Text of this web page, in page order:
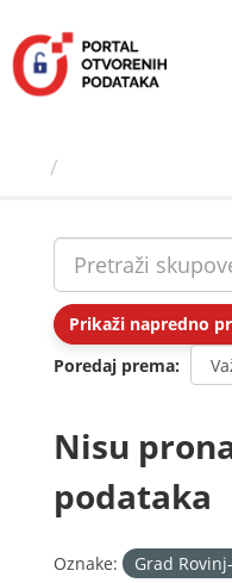
sadržaj
Prikaži napredno
Poredaj prema
Nisu
podataka
Oznake:
Grad